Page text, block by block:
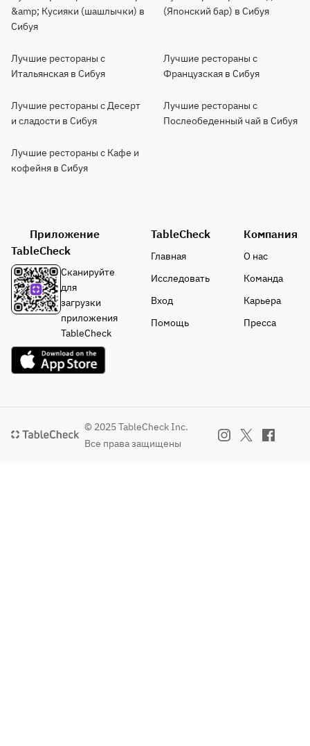
&amp; Кусияки (шашлычки) в
Сибуя
(Японский бар) в Сибуя
Лучшие рестораны с
Итальянская в Сибуя
Лучшие рестораны с
Французская в Сибуя
Лучшие рестораны с Десерт
и сладости в Сибуя
Лучшие рестораны с
Послеобеденный чай в Сибуя
Лучшие рестораны с Кафе и
кофейня в Сибуя
Приложение
TableCheck
Сканируйте
для
загрузки
приложения
TableCheck
TableCheck
Главная
Исследовать
Вход
Помощь
Компания
О нас
Команда
Карьера
Пресса
© 2025 TableCheck Inc.
Все права защищены